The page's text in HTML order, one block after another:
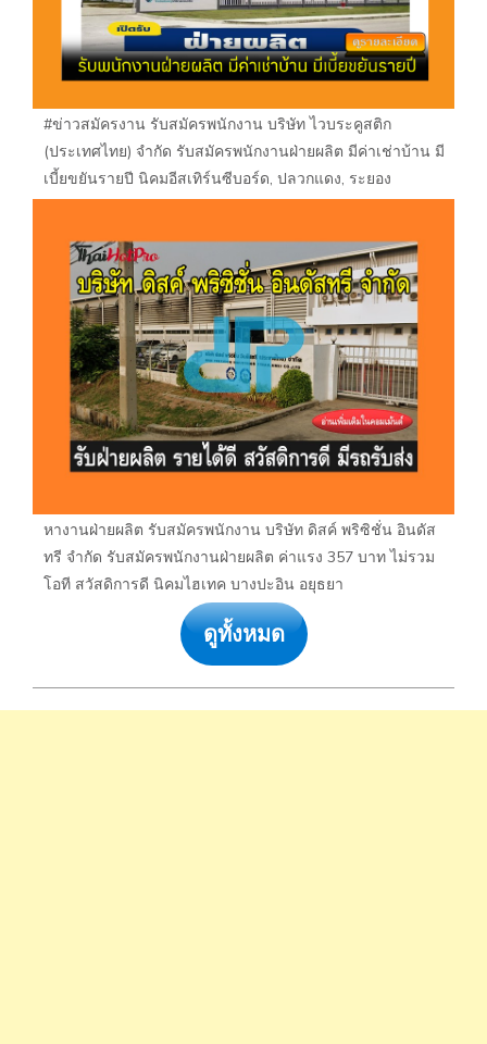
#ข่าวสมัครงาน รับสมัครพนักงาน บริษัท ไวบระคูสติก
(ประเทศไทย) จำกัด รับสมัครพนักงานฝ่ายผลิต มีค่าเช่าบ้าน มี
เบี้ยขยันรายปี นิคมอีสเทิร์นซีบอร์ด, ปลวกแดง, ระยอง
หางานฝ่ายผลิต รับสมัครพนักงาน บริษัท ดิสค์ พริซิชั่น อินดัส
ทรี จำกัด รับสมัครพนักงานฝ่ายผลิต ค่าแรง 357 บาท ไม่รวม
โอที สวัสดิการดี นิคมไฮเทค บางปะอิน อยุธยา
ดูทั้งหมด